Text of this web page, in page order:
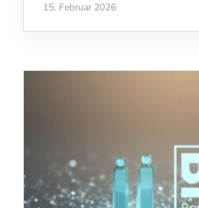
15. Februar 2026